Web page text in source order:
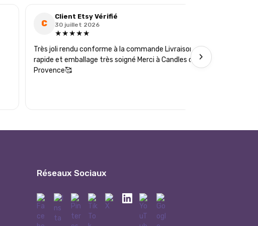
C
Client Etsy Vérifié
30 juillet 2026
★★★★★
Très joli rendu conforme à la commande Livraison
rapide et emballage très soigné Merci à Candles of
Provence🥰
›
Réseaux Sociaux